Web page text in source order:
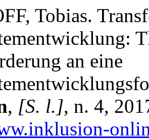
Tobias.
an eine
, [S. l.], n. 4,